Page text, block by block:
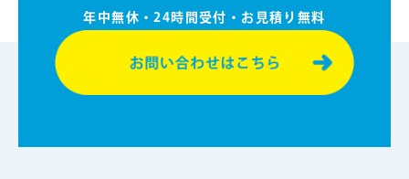
年中無休・24時間受付・お⾒積り無料